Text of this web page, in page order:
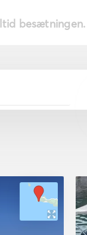
besætningen.